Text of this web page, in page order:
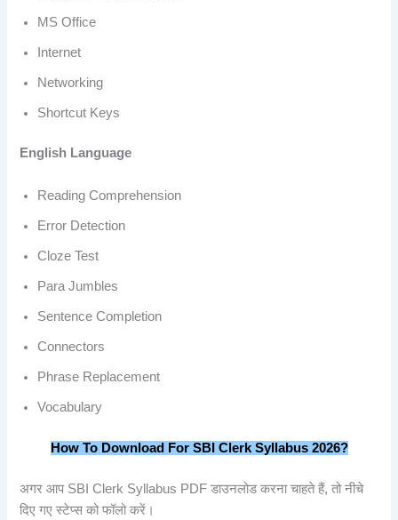
MS Office
Internet
Networking
Shortcut Keys
English Language
Reading Comprehension
Error Detection
Cloze Test
Para Jumbles
Sentence Completion
Connectors
Phrase Replacement
Vocabulary
How To Download For SBI Clerk Syllabus 2026?
अगर आप SBI Clerk Syllabus PDF डाउनलोड करना चाहते हैं, तो नीचे
दिए गए स्टेप्स को फॉलो करें।